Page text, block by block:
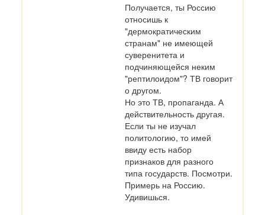
Получается, ты Россию
относишь к
"дермократическим
странам" не имеющей
суверенитета и
подчиняющейся неким
"рептилоидом"? ТВ говорит
о другом.
Но это ТВ, пропаганда. А
действительность другая.
Если ты не изучал
политологию, то имей
ввиду есть набор
признаков для разного
типа государств. Посмотри.
Примерь на Россию.
Удивишься.